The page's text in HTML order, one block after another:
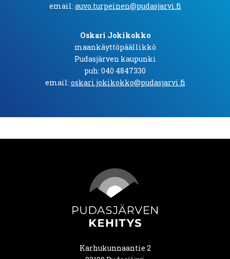
email: auvo.turpeinen@pudasjarvi.fi
Oskari Jokikokko
maankäyttöpäällikkö
Pudasjärven kaupunki
puh: 040 4847330
email: oskari.jokikokko@pudasjarvi.fi
Karhukunnaantie 2